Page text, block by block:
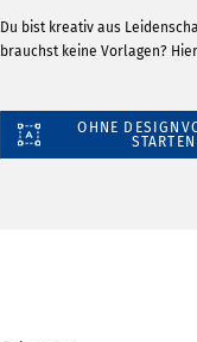
Du bist kreativ aus
brauchst keine Vorlagen?
OHNE
STARTEN